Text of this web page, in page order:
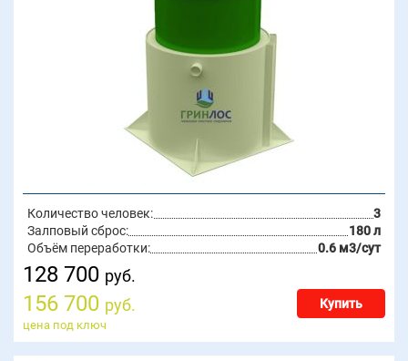
Количество человек:
3
Залповый сброс:
180 л
Объём переработки:
0.6 м3/сут
128 700 руб.
156 700 руб. Купить
цена под ключ